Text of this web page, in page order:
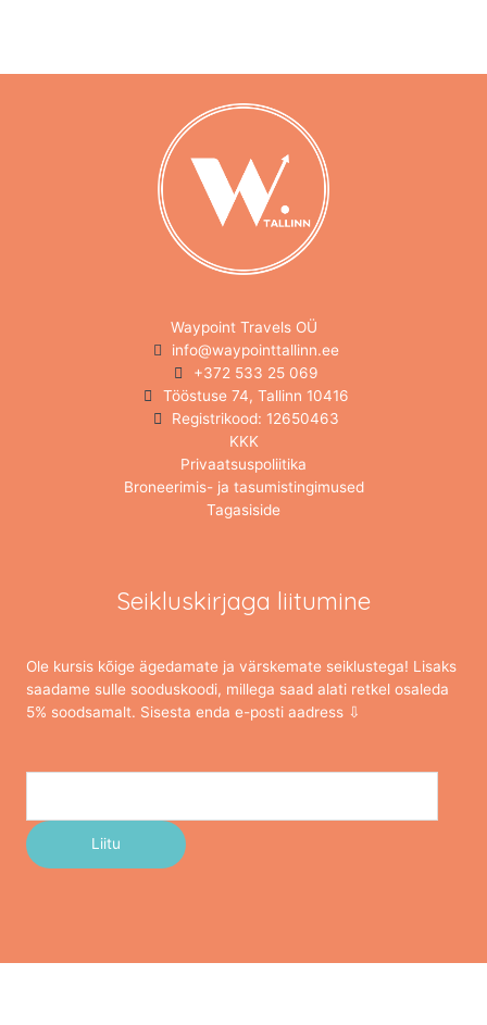
Waypoint Travels OÜ
info@waypointtallinn.ee
+372 533 25 069
Tööstuse 74, Tallinn 10416
Registrikood: 12650463
KKK
Privaatsuspoliitika
Broneerimis- ja tasumistingimused
Tagasiside
Seikluskirjaga liitumine
Ole kursis kõige ägedamate ja värskemate seiklustega! Lisaks
saadame sulle sooduskoodi, millega saad alati retkel osaleda
5% soodsamalt. Sisesta enda e-posti aadress ⇩